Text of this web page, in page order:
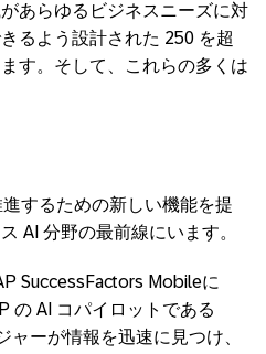
あらゆるビジネスニーズに対
るよう設計された 250 を超
す。そして、これらの多くは
するための新しい機能を提
AI 分野の最前線にいます。
SuccessFactors Mobileに
の AI コパイロットである
ャーが情報を迅速に見つけ、